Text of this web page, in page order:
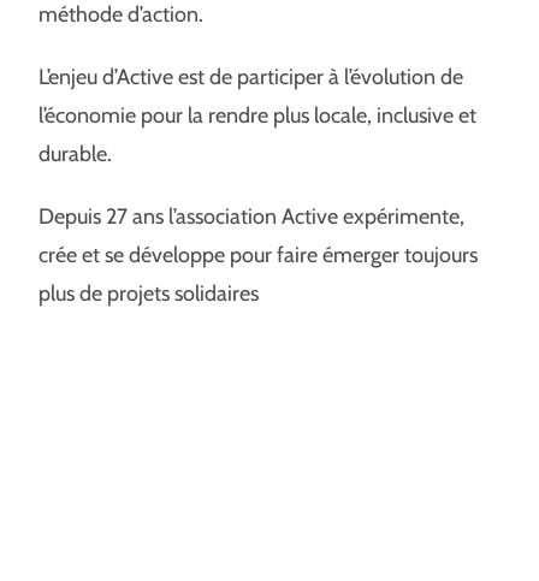
méthode d’action.
L’enjeu d’Active est de participer à l’évolution de
l’économie pour la rendre plus locale, inclusive et
durable.
Depuis 27 ans l’association Active expérimente,
crée et se développe pour faire émerger toujours
plus de projets solidaires